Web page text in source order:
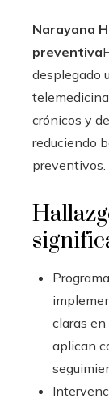
Narayana
preventiva
desplegado
crónicos y
reduciendo
preventivos.
claras
aplican